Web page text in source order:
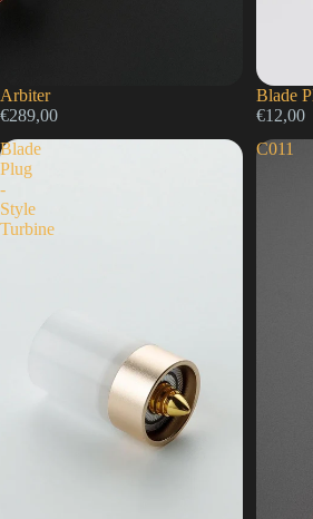
Arbiter
€289,00
Blade
€12,00
Blade
Plug
-
Style
Turbine
C011